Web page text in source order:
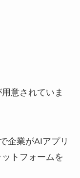
意されていま
企業がAIアプリ
トフォームを